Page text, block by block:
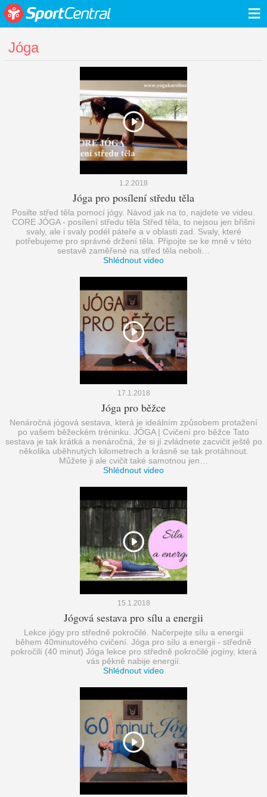
≡
Jóga
1.2.2018
Jóga pro posílení středu těla
Posilte střed těla pomocí jógy. Návod jak na to, najdete ve videu.
CORE JÓGA - posílení středu těla Střed těla, to nejsou jen břišní
svaly, ale i svaly podél páteře a v oblasti zad. Svaly, které
potřebujeme pro správné držení těla. Připojte se ke mně v této
sestavě zaměřené na střed těla neboli…
Shlédnout video
17.1.2018
Jóga pro běžce
Nenáročná jógová sestava, která je ideálním způsobem protažení
po vašem běžeckém tréninku. JÓGA | Cvičení pro běžce Tato
sestava je tak krátká a nenáročná, že si jí zvládnete zacvičit ještě po
několika uběhnutých kilometrech a krásně se tak protáhnout.
Můžete ji ale cvičit také samotnou jen…
Shlédnout video
15.1.2018
Jógová sestava pro sílu a energii
Lekce jógy pro středně pokročilé. Načerpejte sílu a energii
během 40minutového cvičení. Jóga pro sílu a energii - středně
pokročilí (40 minut) Jóga lekce pro středně pokročilé jogíny, která
vás pěkně nabije energií.
Shlédnout video